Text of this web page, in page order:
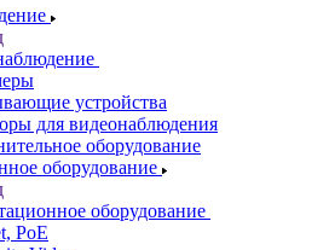
устройства
для видеонаблюдения
оборудование
оборудование
оборудование
PoE